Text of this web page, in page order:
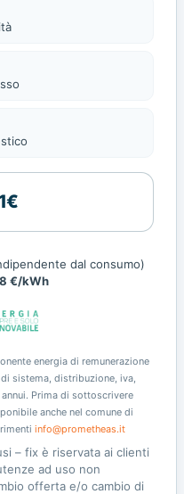
dal consumo)
€/kWh
energia di remunerazione
sistema, distribuzione, iva,
Prima di sottoscrivere
anche nel comune di
info@prometheas.it
– fix è riservata ai clienti
ad uso non
offerta e/o cambio di